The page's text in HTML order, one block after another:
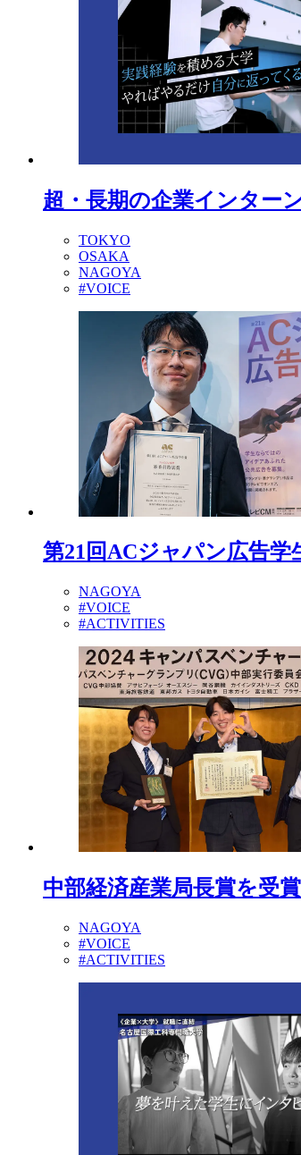
超・長期の企業インター
TOKYO
OSAKA
NAGOYA
#VOICE
第21回ACジャパン広告
NAGOYA
#VOICE
#ACTIVITIES
中部経済産業局長賞を受
NAGOYA
#VOICE
#ACTIVITIES